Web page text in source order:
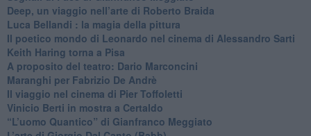
​Deep, un viaggio nell’arte di Roberto Braida
​Luca Bellandi : la magia della pittura
​Il poetico mondo di Leonardo nel cinema di Alessandro Sarti
​Keith Haring torna a Pisa
​A proposito del teatro: Dario Marconcini
Maranghi per Fabrizio De Andrè
​Il viaggio nel cinema di Pier Toffoletti
Vinicio Berti in mostra a Certaldo
“L’uomo Quantico” di Gianfranco Meggiato